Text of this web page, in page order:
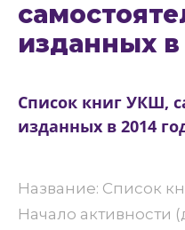
изданных в
Cписок книг УКШ,
изданных в 2014
Название: Cписок
Начало активности